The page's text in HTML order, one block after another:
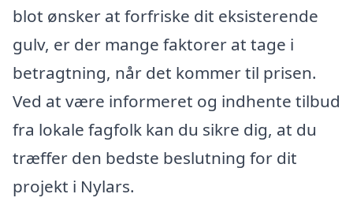
blot ønsker at forfriske dit eksisterende
gulv, er der mange faktorer at tage i
betragtning, når det kommer til prisen.
Ved at være informeret og indhente tilbud
fra lokale fagfolk kan du sikre dig, at du
træffer den bedste beslutning for dit
projekt i Nylars.